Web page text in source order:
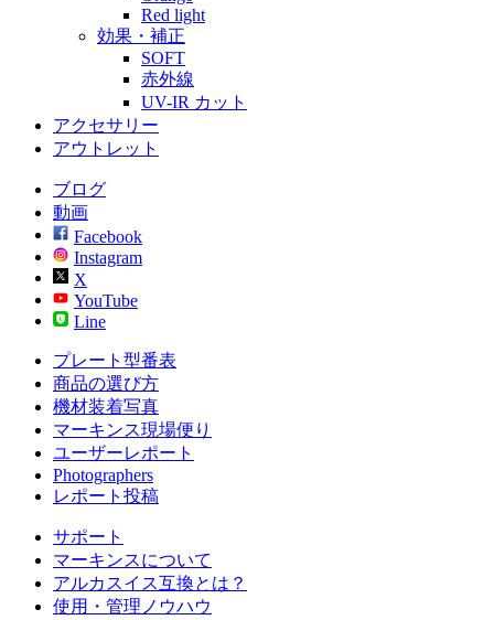
Red light
効果・補正
SOFT
赤外線
UV-IR カット
アクセサリー
アウトレット
ブログ
動画
Facebook
Instagram
X
YouTube
Line
プレート型番表
商品の選び方
機材装着写真
マーキンス現場便り
ユーザーレポート
Photographers
レポート投稿
サポート
マーキンスについて
アルカスイス互換とは？
使用・管理ノウハウ